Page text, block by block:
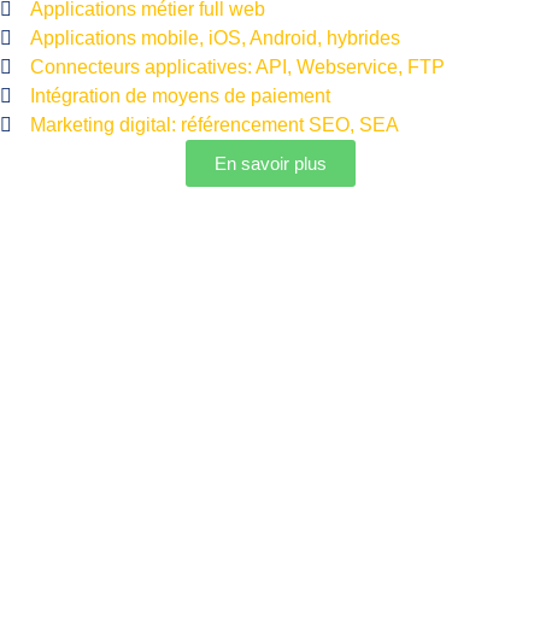
Applications métier full web
Applications mobile, iOS, Android, hybrides
Connecteurs applicatives: API, Webservice, FTP
Intégration de moyens de paiement
Marketing digital: référencement SEO, SEA
En savoir plus